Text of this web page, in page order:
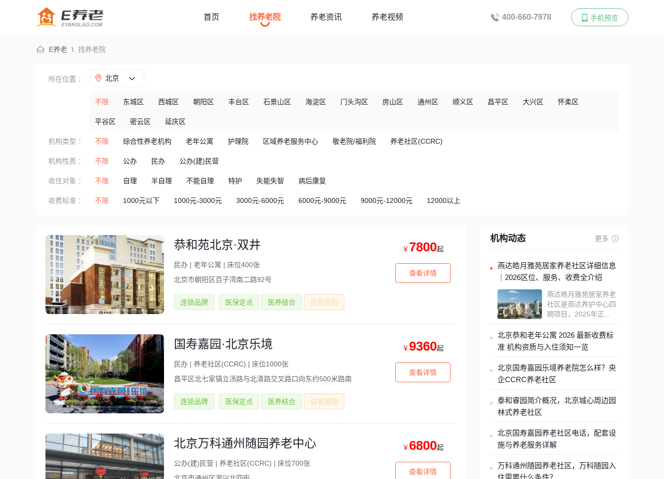
首页 找养老院 养老资讯 养老视频 400-660-7978 手机预览
E养老 \ 找养老院
所在位置 ： 北京
不限 东城区 西城区 朝阳区 丰台区 石景山区 海淀区 门头沟区 房山区 通州区 顺义区 昌平区 大兴区 怀柔区
平谷区 密云区 延庆区
机构类型 ： 不限 综合性养老机构 老年公寓 护理院 区域养老服务中心 敬老院/福利院 养老社区(CCRC)
机构性质 ： 不限 公办 民办 公办(建)民营
收住对象 ： 不限 自理 半自理 不能自理 特护 失能失智 病后康复
收费标准 ： 不限 1000元以下 1000元-3000元 3000元-6000元 6000元-9000元 9000元-12000元 12000以上
恭和苑北京·双井
民办 | 老年公寓 | 床位400张
北京市朝阳区百子湾南二路92号
连锁品牌 医保定点 医养结合 自有医院
￥ 7800起
查看详情
国寿嘉园·北京乐境
民办 | 养老社区(CCRC) | 床位1000张
昌平区北七家镇立汤路与北清路交叉路口向东约500米路南
连锁品牌 医保定点 医养结合 自有医院
￥ 9360起
查看详情
北京万科通州随园养老中心
公办(建)民营 | 养老社区(CCRC) | 床位700张
￥ 6800起
查看详情
机构动态 更多
燕达皓月雅苑居家养老社区详细信息
｜2026区位、服务、收费全介绍
燕达皓月雅苑居家养老
社区是燕达养护中心四
期项目，2025年正...
北京恭和老年公寓 2026 最新收费标
准 机构资质与入住须知一览
北京国寿嘉园乐境养老院怎么样？央
企CCRC养老社区
泰和睿园简介概况，北京城心周边园
林式养老社区
北京国寿嘉园养老社区电话，配套设
施与养老服务详解
万科通州随园养老社区，万科随园入
住需要什么条件？